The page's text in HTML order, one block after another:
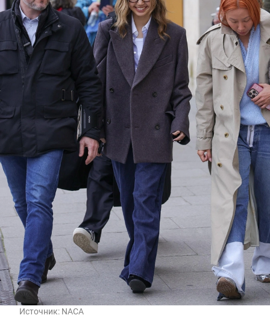
Источник: NACA